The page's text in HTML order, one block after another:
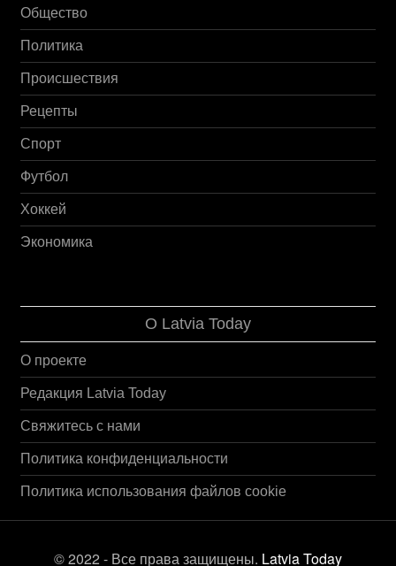
Общество
Политика
Происшествия
Рецепты
Спорт
Футбол
Хоккей
Экономика
О Latvia Today
О проекте
Редакция Latvia Today
Свяжитесь с нами
Политика конфиденциальности
Политика использования файлов cookie
© 2022 - Все права защищены. Latvia Today